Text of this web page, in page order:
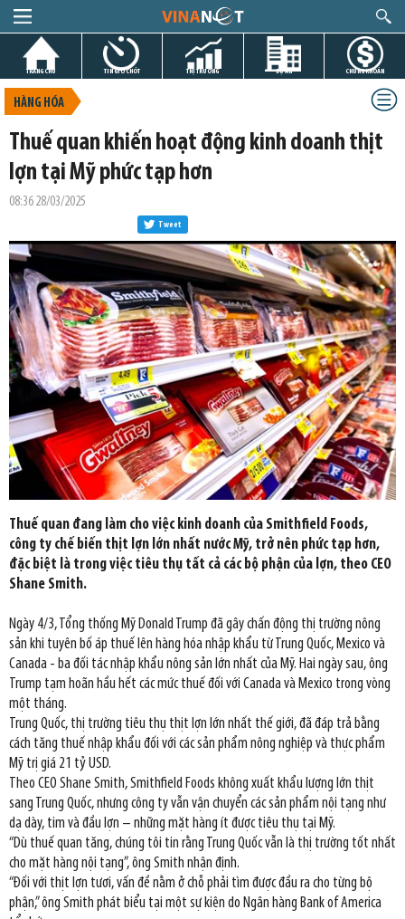
TRANG CHỦ TIN GIỜ CHÓT THỊ TRƯỜNG DỰ ÁN CHỨNG KHOÁN
HÀNG HÓA
Thuế quan khiến hoạt động kinh doanh thịt
lợn tại Mỹ phức tạp hơn
08:36 28/03/2025
Tweet
Thuế quan đang làm cho việc kinh doanh của Smithfield Foods,
công ty chế biến thịt lợn lớn nhất nước Mỹ, trở nên phức tạp hơn,
đặc biệt là trong việc tiêu thụ tất cả các bộ phận của lợn, theo CEO
Shane Smith.
Ngày 4/3, Tổng thống Mỹ Donald Trump đã gây chấn động thị trường nông
sản khi tuyên bố áp thuế lên hàng hóa nhập khẩu từ Trung Quốc, Mexico và
Canada - ba đối tác nhập khẩu nông sản lớn nhất của Mỹ. Hai ngày sau, ông
Trump tạm hoãn hầu hết các mức thuế đối với Canada và Mexico trong vòng
một tháng.
Trung Quốc, thị trường tiêu thụ thịt lợn lớn nhất thế giới, đã đáp trả bằng
cách tăng thuế nhập khẩu đối với các sản phẩm nông nghiệp và thực phẩm
Mỹ trị giá 21 tỷ USD.
Theo CEO Shane Smith, Smithfield Foods không xuất khẩu lượng lớn thịt
sang Trung Quốc, nhưng công ty vẫn vận chuyển các sản phẩm nội tạng như
dạ dày, tim và đầu lợn – những mặt hàng ít được tiêu thụ tại Mỹ.
“Dù thuế quan tăng, chúng tôi tin rằng Trung Quốc vẫn là thị trường tốt nhất
cho mặt hàng nội tạng”, ông Smith nhận định.
“Đối với thịt lợn tươi, vấn đề nằm ở chỗ phải tìm được đầu ra cho từng bộ
phận,” ông Smith phát biểu tại một sự kiện do Ngân hàng Bank of America